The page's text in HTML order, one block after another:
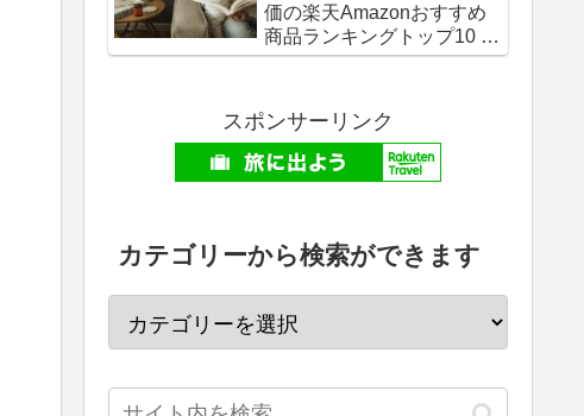
価の楽天Amazonおすすめ
商品ランキングトップ10 -
2026年06月最新版
スポンサーリンク
カテゴリーから検索ができます